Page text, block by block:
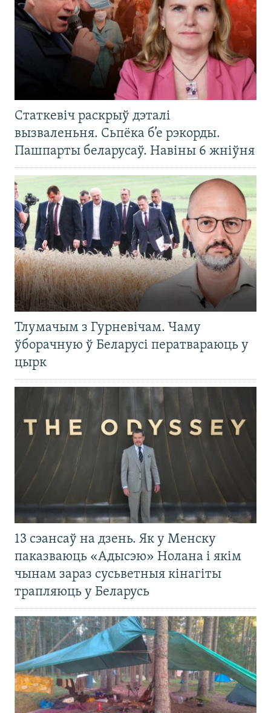
Статкевіч раскрыў дэталі
вызваленьня. Сьпёка б’е рэкорды.
Пашпарты беларусаў. Навіны 6 жніўня
Тлумачым з Гурневічам. Чаму
ўборачную ў Беларусі ператвараюць у
цырк
13 сэансаў на дзень. Як у Менску
паказваюць «Адысэю» Нолана і якім
чынам зараз сусьветныя кінагіты
трапляюць у Беларусь